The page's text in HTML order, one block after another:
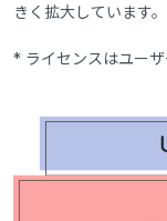
きく拡大しています。
* ライセンスはユーザ